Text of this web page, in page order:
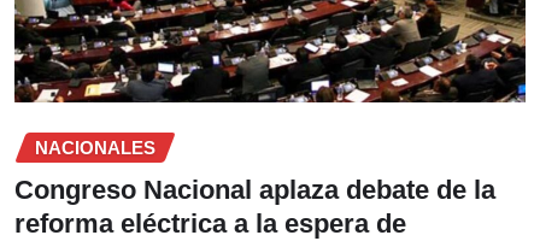
NACIONALES
Congreso Nacional aplaza debate de la
reforma eléctrica a la espera de